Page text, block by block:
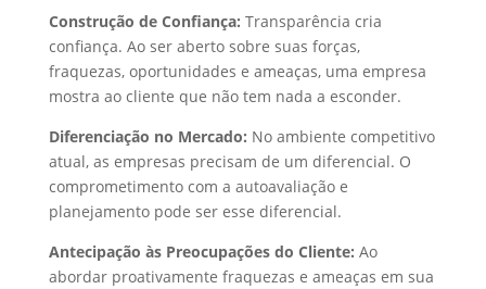
Construção de Confiança: Transparência cria
confiança. Ao ser aberto sobre suas forças,
fraquezas, oportunidades e ameaças, uma empresa
mostra ao cliente que não tem nada a esconder.
Diferenciação no Mercado: No ambiente competitivo
atual, as empresas precisam de um diferencial. O
comprometimento com a autoavaliação e
planejamento pode ser esse diferencial.
Antecipação às Preocupações do Cliente: Ao
abordar proativamente fraquezas e ameaças em sua